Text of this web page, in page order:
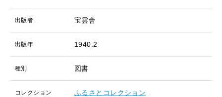
出版者 宝雲舎
出版年 1940.2
種別 図書
コレクション ふるさとコレクション